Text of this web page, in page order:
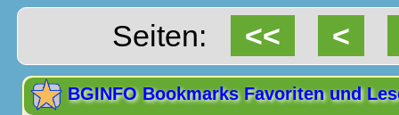
Seiten: << <
BGINFO Bookmarks Favoriten und